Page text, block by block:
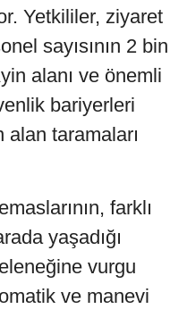
Yetkililer, ziyaret
sayısının 2 bin
alanı ve önemli
bariyerleri
taramaları
farklı
yaşadığı
vurgu
ve manevi